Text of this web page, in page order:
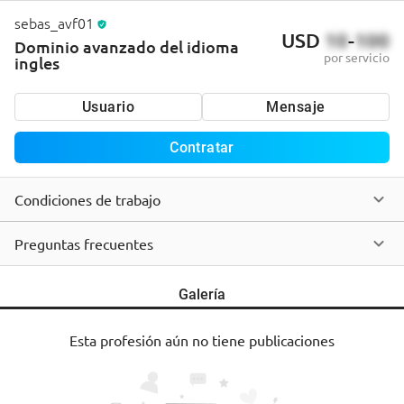
sebas_avf01
Dominio avanzado del idioma
ingles
USD 10-100
por servicio
Usuario Mensaje
Contratar
Condiciones de trabajo
Preguntas frecuentes
Galería
Esta profesión aún no tiene publicaciones